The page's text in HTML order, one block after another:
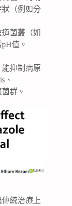
狀（例如分
菌叢（如
值。
抑制病原
、
群。
統治療上